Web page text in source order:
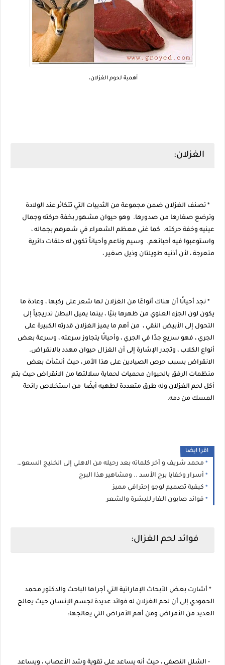
أهمية لحوم الغزلان،
الغزلان:
* تصنف الغزلان ضمن مجموعة من الثدييات التي تتكاثر عند الولادة
وترضع صغارها من صدورها. وهو حيوان مشهور بخفة حركته وجمال
عينيه وخفة حركته. كما غنى معظم الشعراء في شعرهم بجماله ،
واستوعبوا فيه أحبائهم. وسيم وناعم وأحياناً تكون له حلقات دائرية
متعرجة ، لأن أذنيه طويلتان وذيل صغير ،
* نجد أحيانًا أن هناك أنواعًا من الغزلان لها شعر على ركبها ، وعادة ما
يكون لون الجزء العلوي من ظهرها بنيًا ، بينما يميل البطن تدريجياً إلى
التحول إلى الأبيض النقي ، من أهم ما يميز الغزلان قدرته الكبيرة على
الجري ، فهو سريع جدًا في الجري ، وأحيانًا يتجاوز سرعته ، وسرعة بعض
أنواع الكلاب ، وتجدر الإشارة إلى أن الغزال حيوان مهدد بالانقراض.
الانقراض بسبب حرص الصيادين على هذا الأمر ، حيث أنشأت بعض
منظمات الرفق بالحيوان محميات لحماية سلالتها من الانقراض حيث يتم
أكل لحم الغزلان وله طرق متعددة لطهيه أيضًا من استخلاص رائحة
المسك من دمه.
اقرا ايضا
محمد شريف و آخر كلماته بعد رحيله من الاهلي إلى الخليج السعودي
أسرار وخفايا برج الأسد .. ومشاهير هذا البرج
كيفية تصميم لوجو إحترافي مميز
فوائد صابون الغار للبشرة والشعر
فوائد لحم الغزال:
* أشارت بعض الأبحاث الإماراتية التي أجراها الباحث والدكتور محمد
الحمودي إلى أن لحم الغزلان له فوائد عديدة لجسم الإنسان حيث يعالج
العديد من الأمراض ومن أهم الأمراض التي يعالجها:
- الشلل النصفي ، حيث أنه يساعد على تقوية وشد الأعصاب ، ويساعد